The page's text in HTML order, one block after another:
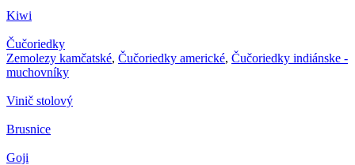
Kiwi
Čučoriedky
Zemolezy kamčatské, Čučoriedky americké, Čučoriedky indiánske -
muchovníky
Vinič stolový
Brusnice
Goji